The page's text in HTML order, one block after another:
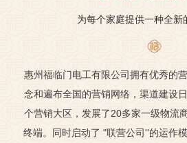
为每个家庭提供一种全新
惠州福临门电工有限公司拥有优秀的
念和遍布全国的营销网络，渠道建设
个营销大区，发展了20多家一级物流
终端。同时启动了 "联营公司''的运作